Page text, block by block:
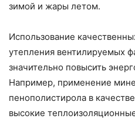
зимой и жары летом.
Использование
утепления вентилируемых
значительно повысить
Например, применение
пенополистирола в
высокие